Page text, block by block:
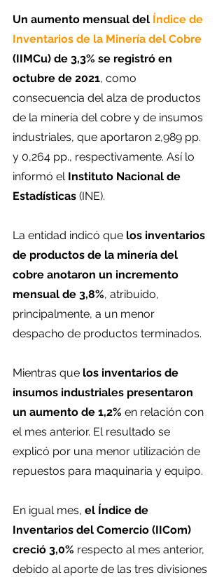
Un aumento mensual del Índice de
Inventarios de la Minería del Cobre
(IIMCu) de 3,3% se registró en
octubre de 2021, como
consecuencia del alza de productos
de la minería del cobre y de insumos
industriales, que aportaron 2,989 pp.
y 0,264 pp., respectivamente. Así lo
informó el Instituto Nacional de
Estadísticas (INE).
La entidad indicó que los inventarios
de productos de la minería del
cobre anotaron un incremento
mensual de 3,8%, atribuido,
principalmente, a un menor
despacho de productos terminados.
Mientras que los inventarios de
insumos industriales presentaron
un aumento de 1,2% en relación con
el mes anterior. El resultado se
explicó por una menor utilización de
repuestos para maquinaria y equipo.
En igual mes, el Índice de
Inventarios del Comercio (IICom)
creció 3,0% respecto al mes anterior,
debido al aporte de las tres divisiones